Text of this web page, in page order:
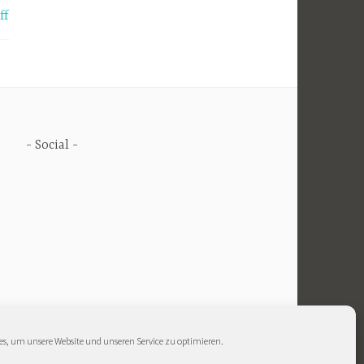
um unsere Website und unseren Service zu optimieren.
Social